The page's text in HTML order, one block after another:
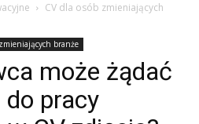
CV dla osób zmieniających
branże
może żądać
pracy